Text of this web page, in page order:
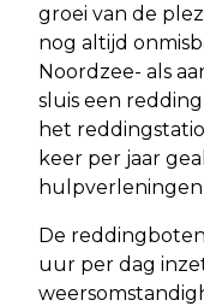
groei van de
nog altijd
Noordzee- als
sluis een
het
keer per jaar
De
uur per dag